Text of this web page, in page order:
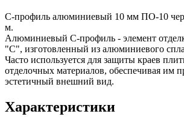
С-профиль алюминиевый 10 мм ПО-10
м.
Алюминиевый С-профиль - элемент
"С", изготовленный из алюминиевого
Часто используется для защиты краев
отделочных материалов, обеспечивая им
эстетичный внешний вид.
Характеристики